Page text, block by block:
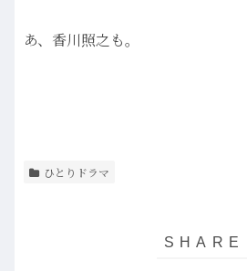
あ、香川照之も。
ひとりドラマ